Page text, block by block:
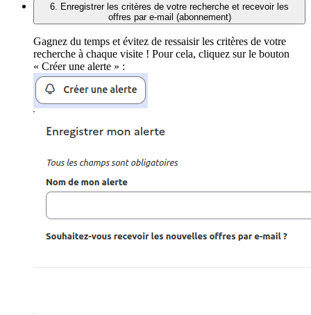
6. Enregistrer les critères de votre recherche et recevoir les
offres par e-mail (abonnement)
Gagnez du temps et évitez de ressaisir les critères de votre
recherche à chaque visite ! Pour cela, cliquez sur le bouton
« Créer une alerte » :